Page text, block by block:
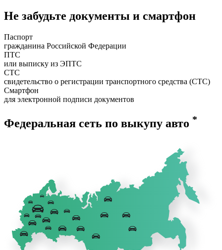
Не забудьте документы и смартфон
Паспорт
гражданина Российской Федерации
ПТС
или выписку из ЭПТС
СТС
свидетельство о регистрации транспортного средства (СТС)
Смартфон
для электронной подписи документов
Федеральная сеть по выкупу авто *